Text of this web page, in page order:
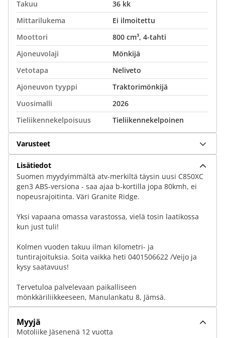
Takuu
36 kk
Mittarilukema
Ei ilmoitettu
Moottori
800 cm³, 4-tahti
Ajoneuvolaji
Mönkijä
Vetotapa
Neliveto
Ajoneuvon tyyppi
Traktorimönkijä
Vuosimalli
2026
Tieliikennekelpoisuus
Tieliikennekelpoinen
Varusteet
Lisätiedot
Suomen myydyimmältä atv-merkiltä täysin uusi C850XC
gen3 ABS-versiona - saa ajaa b-kortilla jopa 80kmh, ei
nopeusrajoitinta. Väri Granite Ridge.
Yksi vapaana omassa varastossa, vielä tosin laatikossa
kun just tuli!
Kolmen vuoden takuu ilman kilometri- ja
tuntirajoituksia. Soita vaikka heti 0401506622 /Veijo ja
kysy saatavuus!
Tervetuloa palvelevaan paikalliseen
mönkkäriliikkeeseen, Manulankatu 8, Jämsä.
Myyjä
Motoliike Jäsenenä 12 vuotta